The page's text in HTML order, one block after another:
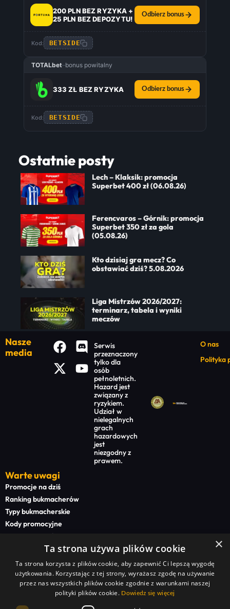
200 PLN BEZ RYZYKA +
25 PLN BEZ DEPOZYTU!
Odbierz bonus
Kod: BETSIDE
TOTALbet–bonus powitalny
333 ZŁ BEZ RYZYKA Odbierz bonus
Kod: BETSIDE
Ostatnie posty
Lech – Klaksik: promocja
Superbet 400 zł (06.08.26)
Ferencvaros – Górnik: promocja
Superbet 350 zł za gola
(05.08.26)
Kto dzisiaj gra mecz? Co
obstawiać dziś? 5.08.2026
Liga Mistrzów 2026/2027:
terminarz, tabela i wyniki
meczów
Nasze
media
Serwis
przeznaczony
tylko dla
osób
pełnoletnich.
Hazard jest
związany z
ryzykiem.
Udział w
nielegalnych
grach
hazardowych
jest
niezgodny z
prawem.
O nas
Polityka
Warte uwagi
Promocje na dziś
Ranking bukmacherów
Typy bukmacherskie
Kody promocyjne
Bonusy powitalne
Newsy bukmacherskie
Na start
Superbet kod promocyjny
STS kod promocyjny
BETFAN kod promocyjny
×
Ta strona używa plików cookie
Ta strona korzysta z plików cookie, aby zapewnić Ci lepszą wygodę
użytkowania. Korzystając z tej strony, wyrażasz zgodę na używanie
przez nas wszystkich plików cookie zgodnie z warunkami naszej
polityki plików cookie. Dowiedz się więcej